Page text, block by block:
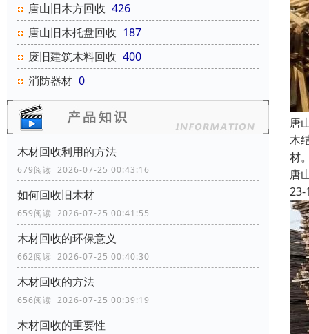
唐山旧木方回收 426
唐山旧木托盘回收 187
废旧建筑木料回收 400
消防器材 0
木材回收利用的方法
679阅读 2026-07-25 00:43:16
如何回收旧木材
659阅读 2026-07-25 00:41:55
木材回收的环保意义
662阅读 2026-07-25 00:40:30
木材回收的方法
656阅读 2026-07-25 00:39:19
木材回收的重要性
唐
木
材
唐
23-